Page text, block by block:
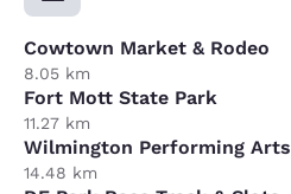
Cowtown Market & Rodeo
8.05 km
Fort Mott State Park
11.27 km
Wilmington Performing Arts
14.48 km